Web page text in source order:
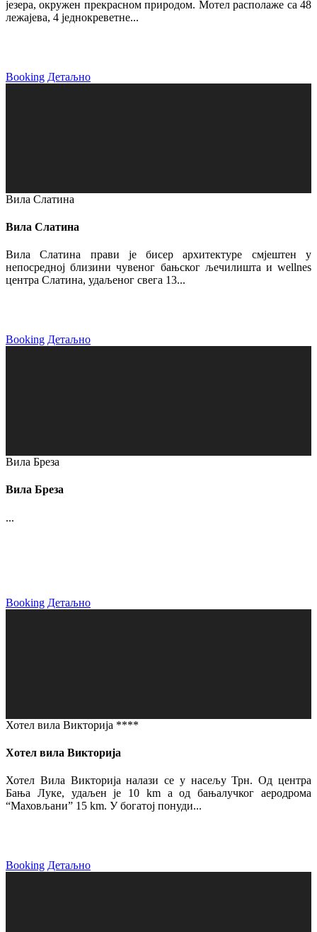
језера, окружен прекрасном природом. Мотел располаже са 48
лежајева, 4 једнокреветне...
Booking Детаљно
Вила Слатина
Вила Слатина
Вила Слатина прави је бисер архитектуре смјештен у
непосредној близини чувеног бањског љечилишта и wellnes
центра Слатина, удаљеног свега 13...
Booking Детаљно
Вила Бреза
Вила Бреза
...
Booking Детаљно
Хотел вила Викторија ****
Хотел вила Викторија
Хотел Вила Викторија налази се у насељу Трн. Од центра
Бања Луке, удаљен је 10 km а од бањалучког аеродрома
“Маховљани” 15 km. У богатој понуди...
Booking Детаљно